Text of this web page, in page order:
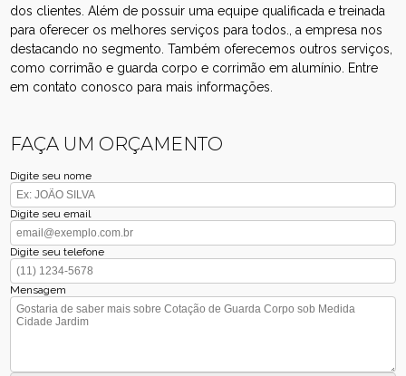
dos clientes. Além de possuir uma equipe qualificada e treinada
para oferecer os melhores serviços para todos., a empresa nos
destacando no segmento. Também oferecemos outros serviços,
como corrimão e guarda corpo e corrimão em alumínio. Entre
em contato conosco para mais informações.
FAÇA UM ORÇAMENTO
Digite seu nome
Digite seu email
Digite seu telefone
Mensagem